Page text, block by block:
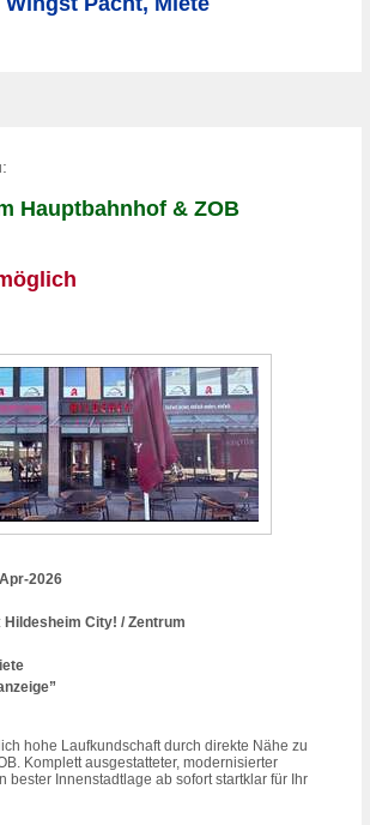
Hauptbahnhof & ZOB
2026
Hildesheim City! / Zentrum
hohe Laufkundschaft durch direkte Nähe zu
Komplett ausgestatteter, modernisierter
bester Innenstadtlage ab sofort startklar für Ihr